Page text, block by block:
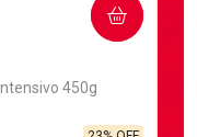
450g
COMPRAR